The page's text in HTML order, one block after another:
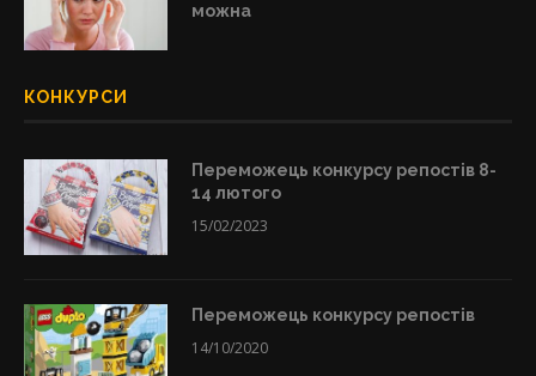
можна
КОНКУРСИ
Переможець конкурсу репостів 8-
14 лютого
15/02/2023
Переможець конкурсу репостів
14/10/2020